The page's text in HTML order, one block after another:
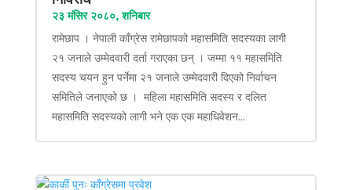
२३ मंसिर २०८०, शनिबार
रामेछाप । नेपाली काँग्रेस रामेछापको महासमिति सदस्यका लागी
२१ जनाले उम्मेदवारी दर्ता गराएका छन् । जम्मा ११ महासमिति
सदस्य चयन हुन पर्नेमा २१ जनाले उम्मेदवारी दिएको निर्वाचन
समितिले जनाएको छ । महिला महासमिति सदस्य र दलित
महासमिति सदस्यको लागी भने एक एक महाधिवेशन...